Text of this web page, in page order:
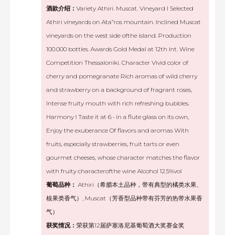
酒款介绍： Variety Athiri. Muscat. Vineyard I Selected
Athiri vineyards on Ata”ros mountain. Inclined Muscat
vineyards on the west side ofthe island. Production
100.000 bottles. Awards Gold Medal at 12th Int. Wine
Competition Thessaloniki. Character Vivid color of
cherry and pomegranate Rich aromas of wild cherry
and strawberry on a background of fragrant roses,
Intense fruity mouth with rich refreshing bubbles.
Harmony I Taste it at 6 • in a flute glass on its own,
Enjoy the exuberance Of flavors and aromas With
fruits, especially strawberries, fruit tarts or even
gourmet cheeses, whose character matches the flavor
with fruity characterofthe wine Alcohol 12.5%vol
葡萄品种： Athiri（希腊本土品种，带有典型的橘类水果、
核果类香气）, Muscat（芳香型品种带有芬芳的热带水果香
气）
获奖情况： 荣获第12届萨塞洛尼基葡萄酒大奖赛金奖